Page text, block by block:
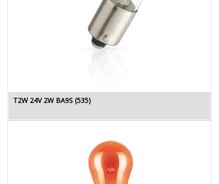
T2W 24V 2W BA9S (535)